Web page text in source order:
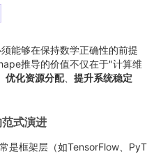
能够在保持数学正确性的前提
推导的价值不仅在于"计算维
优化资源分配、 提升系统稳定
式演进
是框架层（如TensorFlow、PyT